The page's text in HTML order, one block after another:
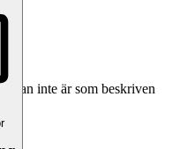
inte är som beskriven